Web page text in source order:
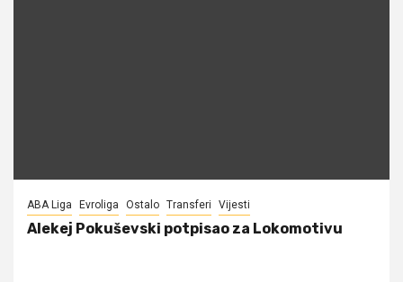
ABA Liga Evroliga Ostalo Transferi Vijesti
Alekej Pokuševski potpisao za Lokomotivu